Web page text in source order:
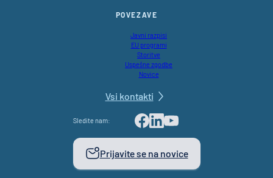
POVEZAVE
Javni razpisi
EU programi
Storitve
Uspešne zgodbe
Novice
Vsi kontakti
Sledite nam:
Facebook
LinkedIn
Youtube
Prijavite se na novice